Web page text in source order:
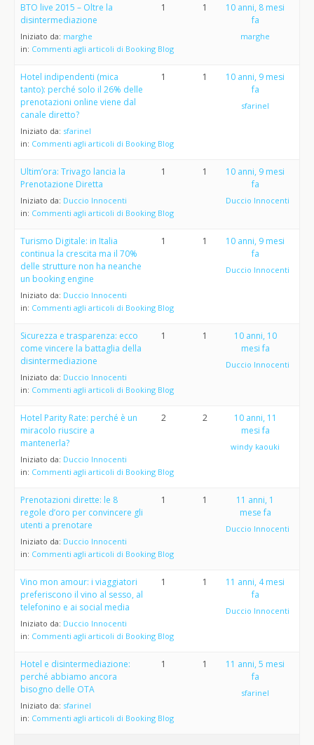
BTO live 2015 – Oltre la
disintermediazione
Iniziato da: marghe
in: Commenti agli articoli di Booking Blog
1 1
10 anni, 8 mesi
fa
marghe
Hotel indipendenti (mica
tanto): perché solo il 26% delle
prenotazioni online viene dal
canale diretto?
Iniziato da: sfarinel
in: Commenti agli articoli di Booking Blog
1 1
10 anni, 9 mesi
fa
sfarinel
Ultim’ora: Trivago lancia la
Prenotazione Diretta
Iniziato da: Duccio Innocenti
in: Commenti agli articoli di Booking Blog
1 1
10 anni, 9 mesi
fa
Duccio Innocenti
Turismo Digitale: in Italia
continua la crescita ma il 70%
delle strutture non ha neanche
un booking engine
Iniziato da: Duccio Innocenti
in: Commenti agli articoli di Booking Blog
1 1
10 anni, 9 mesi
fa
Duccio Innocenti
Sicurezza e trasparenza: ecco
come vincere la battaglia della
disintermediazione
Iniziato da: Duccio Innocenti
in: Commenti agli articoli di Booking Blog
1 1
10 anni, 10
mesi fa
Duccio Innocenti
Hotel Parity Rate: perché è un
miracolo riuscire a
mantenerla?
Iniziato da: Duccio Innocenti
in: Commenti agli articoli di Booking Blog
2 2
10 anni, 11
mesi fa
windy kaouki
Prenotazioni dirette: le 8
regole d’oro per convincere gli
utenti a prenotare
Iniziato da: Duccio Innocenti
in: Commenti agli articoli di Booking Blog
1 1
11 anni, 1
mese fa
Duccio Innocenti
Vino mon amour: i viaggiatori
preferiscono il vino al sesso, al
telefonino e ai social media
Iniziato da: Duccio Innocenti
in: Commenti agli articoli di Booking Blog
1 1
11 anni, 4 mesi
fa
Duccio Innocenti
Hotel e disintermediazione:
perché abbiamo ancora
bisogno delle OTA
Iniziato da: sfarinel
in: Commenti agli articoli di Booking Blog
1 1
11 anni, 5 mesi
fa
sfarinel